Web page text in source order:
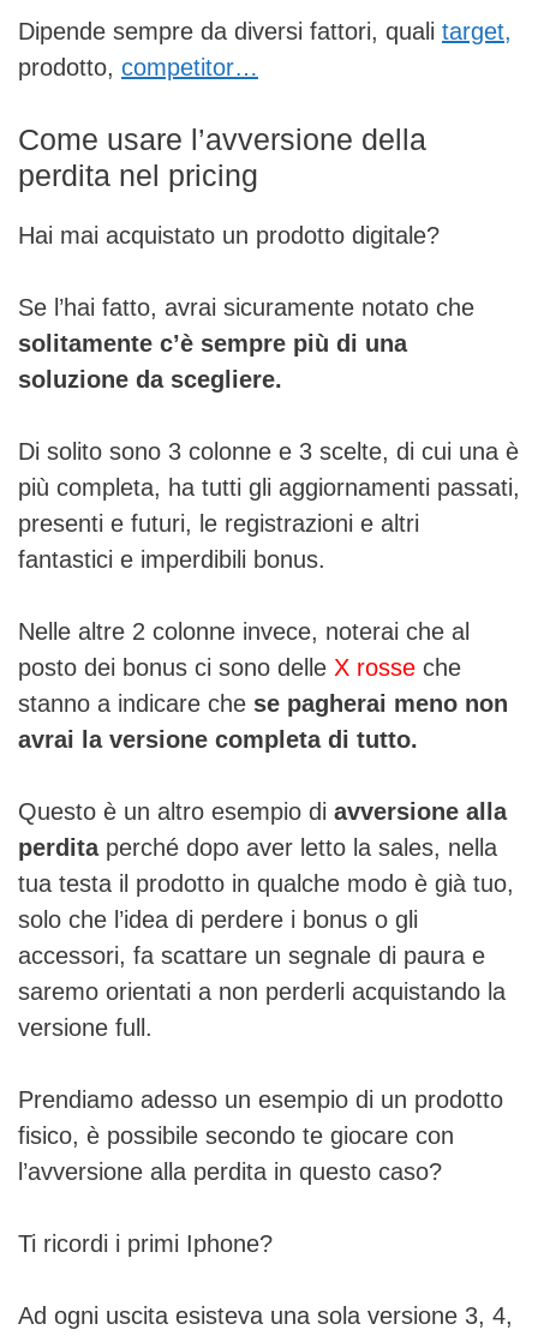
Dipende sempre da diversi fattori, quali target,
prodotto, competitor…
Come usare l’avversione della
perdita nel pricing
Hai mai acquistato un prodotto digitale?
Se l’hai fatto, avrai sicuramente notato che
solitamente c’è sempre più di una
soluzione da scegliere.
Di solito sono 3 colonne e 3 scelte, di cui una è
più completa, ha tutti gli aggiornamenti passati,
presenti e futuri, le registrazioni e altri
fantastici e imperdibili bonus.
Nelle altre 2 colonne invece, noterai che al
posto dei bonus ci sono delle X rosse che
stanno a indicare che se pagherai meno non
avrai la versione completa di tutto.
Questo è un altro esempio di avversione alla
perdita perché dopo aver letto la sales, nella
tua testa il prodotto in qualche modo è già tuo,
solo che l’idea di perdere i bonus o gli
accessori, fa scattare un segnale di paura e
saremo orientati a non perderli acquistando la
versione full.
Prendiamo adesso un esempio di un prodotto
fisico, è possibile secondo te giocare con
l’avversione alla perdita in questo caso?
Ti ricordi i primi Iphone?
Ad ogni uscita esisteva una sola versione 3, 4,